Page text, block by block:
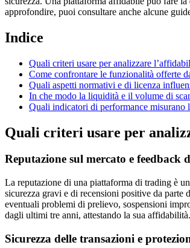
approfondire, puoi consultare anche alcune
Indice
Quali criteri usare per analizzare
Come confrontare le funzionalità offerte
Quali aspetti normativi e di licenza
In che modo la liquidità e il volume di
Quali indicatori di performance misurano
Quali criteri usare per
Reputazione sul mercato e feedback
La reputazione di una piattaforma di trading è
sicurezza gravi e di recensioni positive da parte
eventuali problemi di prelievo, sospensioni
dagli ultimi tre anni, attestando la sua affidabilità.
Sicurezza delle transazioni e